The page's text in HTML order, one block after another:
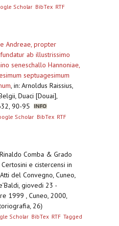
Scholar BibTex RTF
Andreae, propter
ab illustrissimo
seneschallo Hannoniae,
septuagesimum
, in: Arnoldus Raissius,
Duaci [Douai],
90-95
Scholar BibTex RTF
Comba & Grado
e cistercensi in
del Convegno, Cuneo,
giovedi 23 -
1999 , Cuneo, 2000,
26)
Scholar BibTex RTF Tagged